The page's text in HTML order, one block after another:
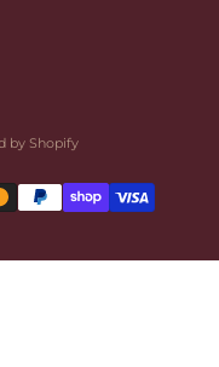
by Shopify